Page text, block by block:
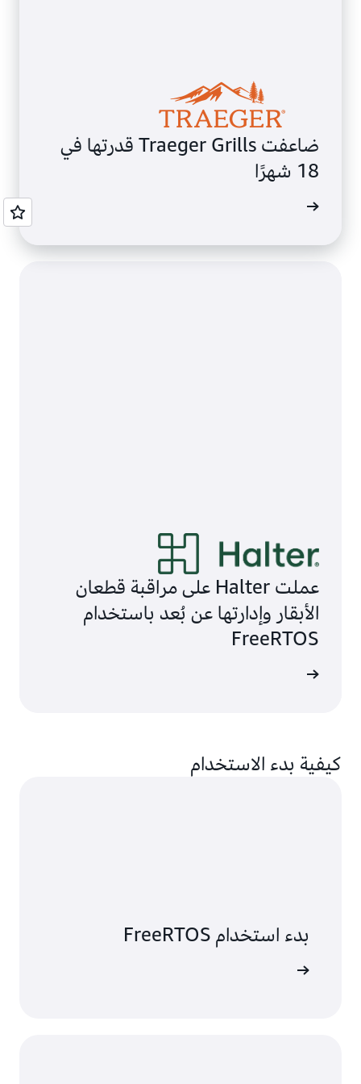
ضاعفت Traeger Grills قدرتها في
18 شهرًا
عملت Halter على مراقبة قطعان
الأبقار وإدارتها عن بُعد باستخدام
FreeRTOS
كيفية بدء الاستخدام
بدء استخدام FreeRTOS